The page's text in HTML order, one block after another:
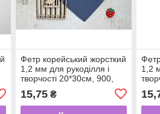
Фетр корейський жорсткий
1,2 мм для рукоділля і
творчості 20*30см, 900,
15,75₴
1,2